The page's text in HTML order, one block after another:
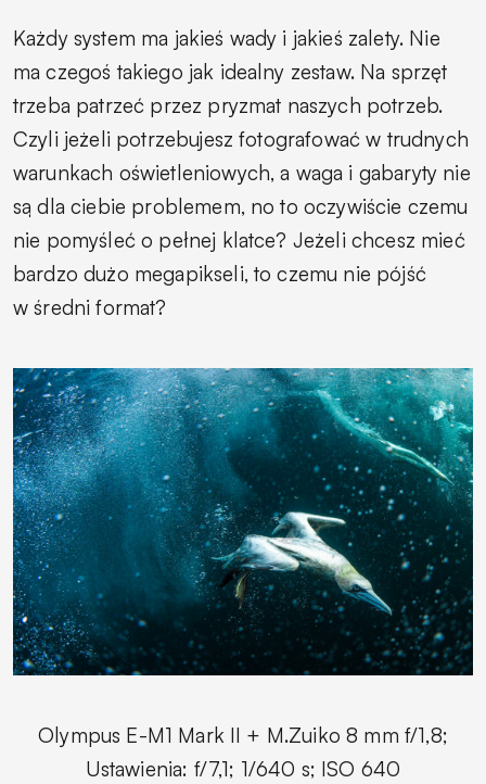
Każdy system ma jakieś wady i jakieś zalety. Nie
ma czegoś takiego jak idealny zestaw. Na sprzęt
trzeba patrzeć przez pryzmat naszych potrzeb.
Czyli jeżeli potrzebujesz fotografować w trudnych
warunkach oświetleniowych, a waga i gabaryty nie
są dla ciebie problemem, no to oczywiście czemu
nie pomyśleć o pełnej klatce? Jeżeli chcesz mieć
bardzo dużo megapikseli, to czemu nie pójść
w średni format?
Olympus E-M1 Mark II + M.Zuiko 8 mm f/1,8;
Ustawienia: f/7,1; 1/640 s; ISO 640